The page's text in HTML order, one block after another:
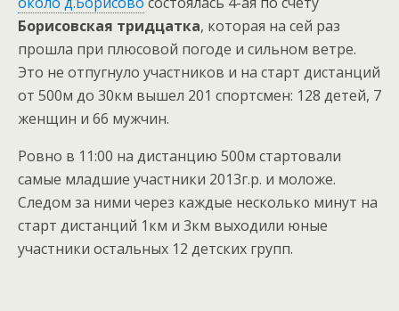
Борисовская тридцатка, которая на сей раз
прошла при плюсовой погоде и сильном ветре.
Это не отпугнуло участников и на старт дистанций
от 500м до 30км вышел 201 спортсмен: 128 детей, 7
женщин и 66 мужчин.
Ровно в 11:00 на дистанцию 500м стартовали
самые младшие участники 2013г.р. и моложе.
Следом за ними через каждые несколько минут на
старт дистанций 1км и 3км выходили юные
участники остальных 12 детских групп.